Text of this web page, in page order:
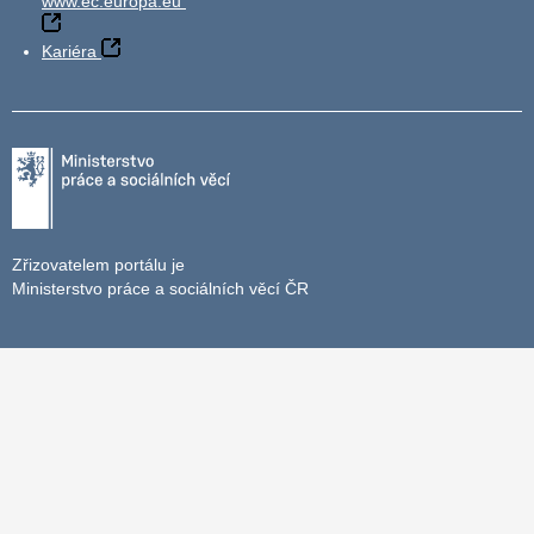
Kariéra
Zřizovatelem portálu je
Ministerstvo práce a sociálních věcí ČR